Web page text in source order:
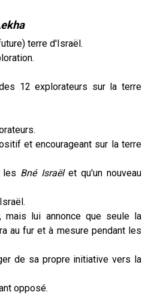
terre d'Israël.
12 explorateurs sur la terre
et encourageant sur la terre
Bné Israëlet qu'un nouveau
, mais lui annonce que seule la
au fur et à mesure pendant les
de sa propre initiative vers la
opposé.